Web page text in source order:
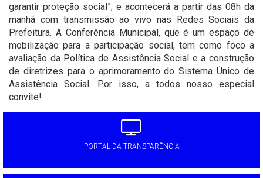
garantir proteção social”; e acontecerá a partir das 08h da
manhã com transmissão ao vivo nas Redes Sociais da
Prefeitura. A Conferência Municipal, que é um espaço de
mobilização para a participação social, tem como foco a
avaliação da Política de Assistência Social e a construção
de diretrizes para o aprimoramento do Sistema Único de
Assistência Social. Por isso, a todos nosso especial
convite!
PORTAL DA TRANSPARÊNCIA